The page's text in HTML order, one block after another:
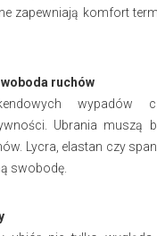
zapewniają komfort
ruchów
wypadów
Ubrania muszą
Lycra, elastan czy
swobodę.